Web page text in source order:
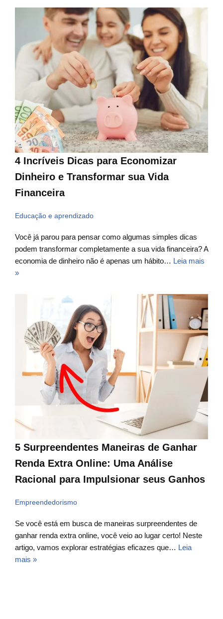
4 Incríveis Dicas para Economizar
Dinheiro e Transformar sua Vida
Financeira
Educação e aprendizado
Você já parou para pensar como algumas simples dicas
podem transformar completamente a sua vida financeira? A
economia de dinheiro não é apenas um hábito… Leia mais
»
5 Surpreendentes Maneiras de Ganhar
Renda Extra Online: Uma Análise
Racional para Impulsionar seus Ganhos
Empreendedorismo
Se você está em busca de maneiras surpreendentes de
ganhar renda extra online, você veio ao lugar certo! Neste
artigo, vamos explorar estratégias eficazes que… Leia
mais »